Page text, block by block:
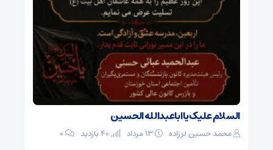
السلام علیک یا اباعبدالله الحسین
محمد حسین لرزاده ۰